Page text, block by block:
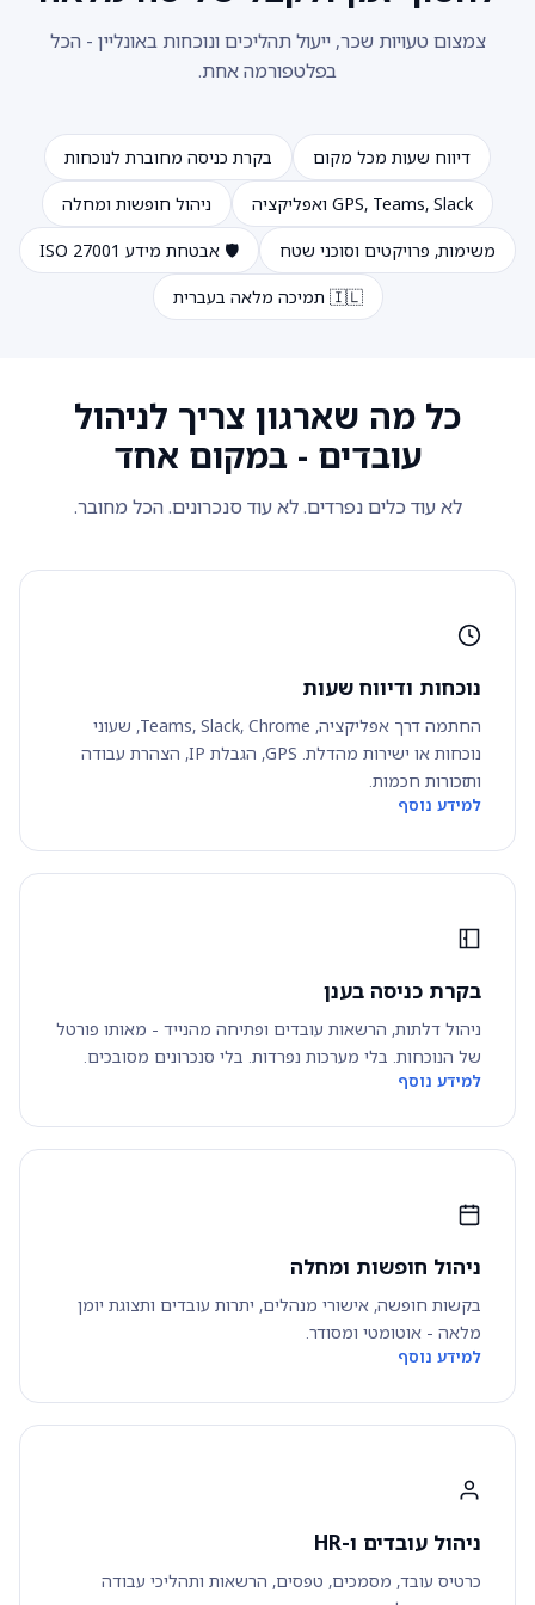
צמצום טעויות שכר, ייעול תהליכים ונוכחות באונליין - הכל
בפלטפורמה אחת.
דיווח שעות מכל מקום בקרת כניסה מחוברת לנוכחות
GPS, Teams, Slack ואפליקציה ניהול חופשות ומחלה
משימות, פרויקטים וסוכני שטח 🛡️ אבטחת מידע ISO 27001
🇮🇱 תמיכה מלאה בעברית
כל מה שארגון צריך לניהול
עובדים - במקום אחד
לא עוד כלים נפרדים. לא עוד סנכרונים. הכל מחובר.
נוכחות ודיווח שעות
החתמה דרך אפליקציה, Teams, Slack, Chrome, שעוני
נוכחות או ישירות מהדלת. GPS, הגבלת IP, הצהרת עבודה
ותזכורות חכמות.
למידע נוסף
בקרת כניסה בענן
ניהול דלתות, הרשאות עובדים ופתיחה מהנייד - מאותו פורטל
של הנוכחות. בלי מערכות נפרדות. בלי סנכרונים מסובכים.
למידע נוסף
ניהול חופשות ומחלה
בקשות חופשה, אישורי מנהלים, יתרות עובדים ותצוגת יומן
מלאה - אוטומטי ומסודר.
למידע נוסף
ניהול עובדים ו-HR
כרטיס עובד, מסמכים, טפסים, הרשאות ותהליכי עבודה